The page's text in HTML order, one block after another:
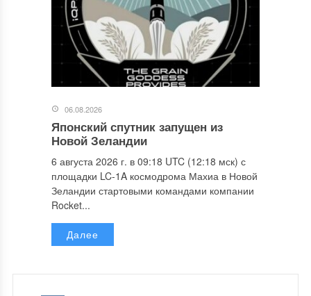
06.08.2026
Японский спутник запущен из
Новой Зеландии
6 августа 2026 г. в 09:18 UTC (12:18 мск) с
площадки LC-1A космодрома Махиа в Новой
Зеландии стартовыми командами компании
Rocket...
Далее